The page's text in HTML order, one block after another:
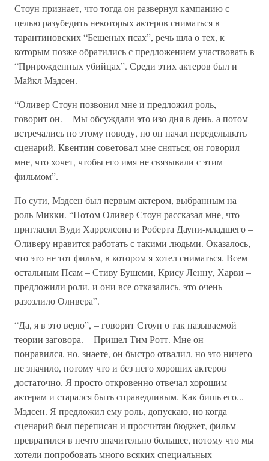
Стоун признает, что тогда он развернул кампанию с
целью разубедить некоторых актеров сниматься в
тарантиновских “Бешеных псах”, речь шла о тех, к
которым позже обратились с предложением участвовать в
“Прирожденных убийцах”. Среди этих актеров был и
Майкл Мэдсен.
“Оливер Стоун позвонил мне и предложил роль, –
говорит он. – Мы обсуждали это изо дня в день, а потом
встречались по этому поводу, но он начал переделывать
сценарий. Квентин советовал мне сняться; он говорил
мне, что хочет, чтобы его имя не связывали с этим
фильмом”.
По сути, Мэдсен был первым актером, выбранным на
роль Микки. “Потом Оливер Стоун рассказал мне, что
пригласил Вуди Харрелсона и Роберта Дауни-младшего –
Оливеру нравится работать с такими людьми. Оказалось,
что это не тот фильм, в котором я хотел сниматься. Всем
остальным Псам – Стиву Бушеми, Крису Ленну, Харви –
предложили роли, и они все отказались, это очень
разозлило Оливера”.
“Да, я в это верю”, – говорит Стоун о так называемой
теории заговора. – Пришел Тим Ротт. Мне он
понравился, но, знаете, он быстро отвалил, но это ничего
не значило, потому что и без него хороших актеров
достаточно. Я просто откровенно отвечал хорошим
актерам и старался быть справедливым. Как бишь его...
Мэдсен. Я предложил ему роль, допускаю, но когда
сценарий был переписан и просчитан бюджет, фильм
превратился в нечто значительно большее, потому что мы
хотели попробовать много всяких специальных